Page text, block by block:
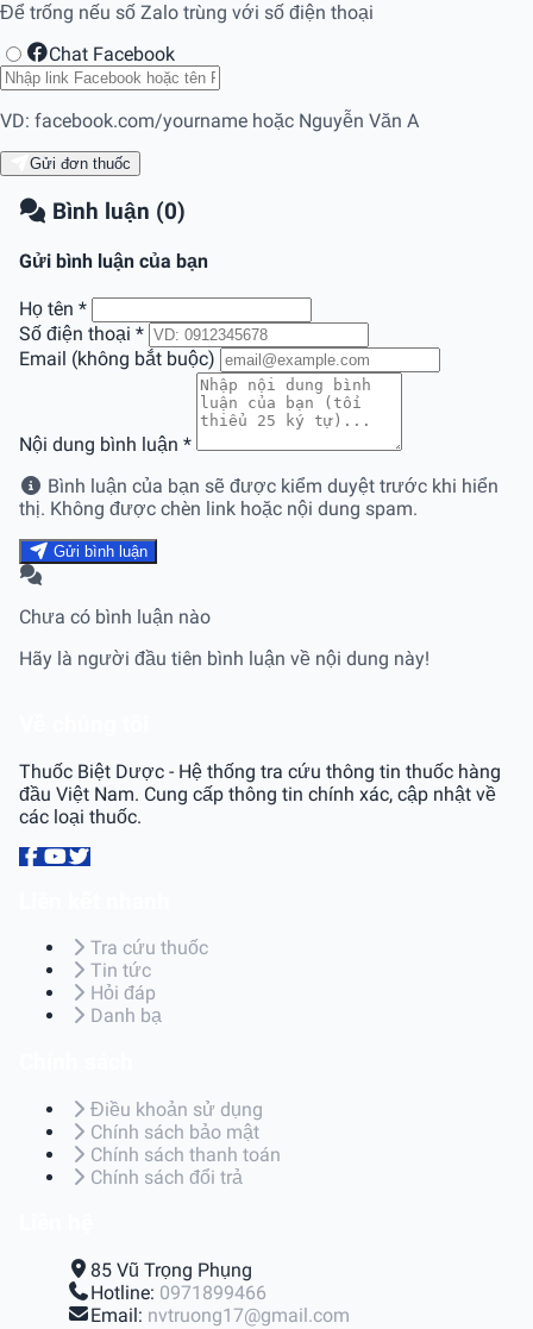
Để trống nếu số Zalo trùng với số điện thoại
Chat Facebook
VD: facebook.com/yourname hoặc Nguyễn Văn A
Gửi đơn thuốc
Bình luận (0)
Gửi bình luận của bạn
Họ tên *
Số điện thoại *
Email (không bắt buộc)
Nội dung bình luận *
Bình luận của bạn sẽ được kiểm duyệt trước khi hiển
thị. Không được chèn link hoặc nội dung spam.
Gửi bình luận
Chưa có bình luận nào
Hãy là người đầu tiên bình luận về nội dung này!
Thuốc Biệt Dược - Hệ thống tra cứu thông tin thuốc hàng
đầu Việt Nam. Cung cấp thông tin chính xác, cập nhật về
các loại thuốc.
Tra cứu thuốc
Tin tức
Hỏi đáp
Danh bạ
Điều khoản sử dụng
Chính sách bảo mật
Chính sách thanh toán
Chính sách đổi trả
85 Vũ Trọng Phụng
Hotline: 0971899466
Email: nvtruong17@gmail.com